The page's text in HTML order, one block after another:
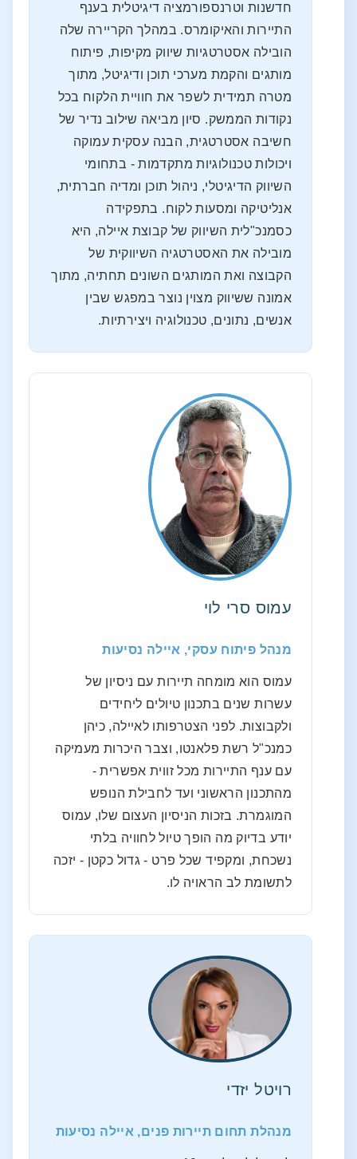
חדשנות וטרנספורמציה דיגיטלית בענף
התיירות והאיקומרס. במהלך הקריירה שלה
הובילה אסטרטגיות שיווק מקיפות, פיתוח
מותגים והקמת מערכי תוכן ודיגיטל, מתוך
מטרה תמידית לשפר את חוויית הלקוח בכל
נקודות הממשק. סיון מביאה שילוב נדיר של
חשיבה אסטרטגית, הבנה עסקית עמוקה
ויכולות טכנולוגיות מתקדמות - בתחומי
השיווק הדיגיטלי, ניהול תוכן ומדיה חברתית,
אנליטיקה ומסעות לקוח. בתפקידה
כסמנכ"לית השיווק של קבוצת איילה, היא
מובילה את האסטרטגיה השיווקית של
הקבוצה ואת המותגים השונים תחתיה, מתוך
אמונה ששיווק מצוין נוצר במפגש שבין
אנשים, נתונים, טכנולוגיה ויצירתיות.
עמוס סרי לוי
מנהל פיתוח עסקי, איילה נסיעות
עמוס הוא מומחה תיירות עם ניסיון של
עשרות שנים בתכנון טיולים ליחידים
ולקבוצות. לפני הצטרפותו לאיילה, כיהן
כמנכ"ל רשת פלאנטו, וצבר היכרות מעמיקה
עם ענף התיירות מכל זווית אפשרית -
מהתכנון הראשוני ועד לחבילת הנופש
המוגמרת. בזכות הניסיון העצום שלו, עמוס
יודע בדיוק מה הופך טיול לחוויה בלתי
נשכחת, ומקפיד שכל פרט - גדול כקטן - יזכה
לתשומת לב הראויה לו.
רויטל יזדי
מנהלת תחום תיירות פנים, איילה נסיעות